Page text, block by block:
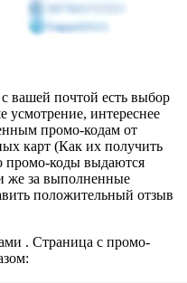
вашей почтой есть выбор
усмотрение, интереснее
промо-кодам от
карт (Как их получить
промо-коды выдаются
же за выполненные
положительный отзыв
. Страница с промо-